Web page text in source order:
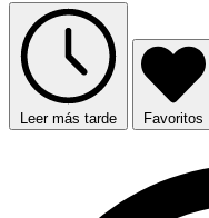
Leer más tarde Favoritos